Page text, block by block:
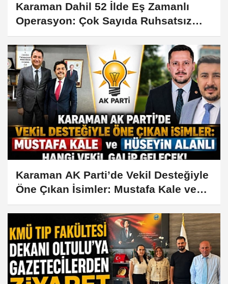
Karaman Dahil 52 İlde Eş Zamanlı
Operasyon: Çok Sayıda Ruhsatsız
Silah Ele Geçirildi
Karaman AK Parti’de Vekil Desteğiyle
Öne Çıkan İsimler: Mustafa Kale ve
Hüseyin Alanlı